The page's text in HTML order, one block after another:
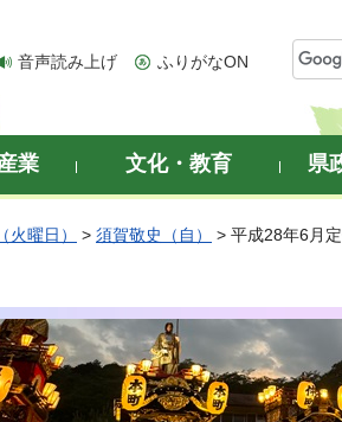
音声読み上げ ふりがなON
業 文化・教育 県
火曜日） > 須賀敬史（自）
> 平成28年6月